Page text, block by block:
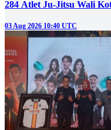
284 Atlet Ju-Jitsu Wali
03 Aug 2026 10:40 UTC